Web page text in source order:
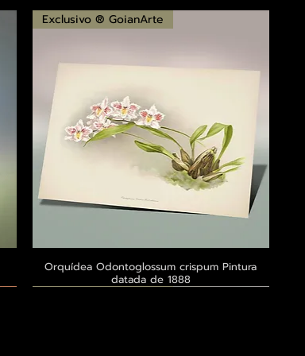
Visualização rápida
Exclusivo ® GoianArte
Orquídea Odontoglossum crispum Pintura
datada de 1888